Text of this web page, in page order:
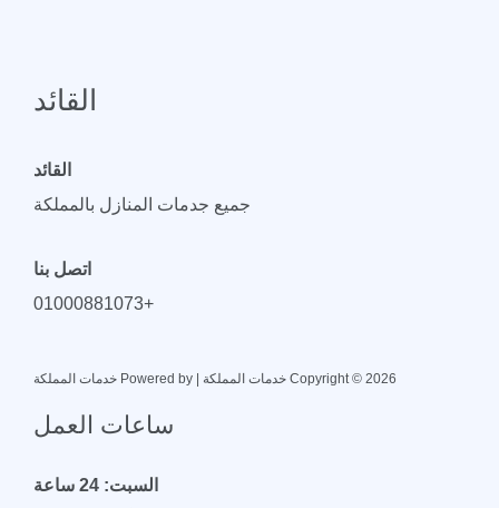
القائد
القائد
جميع جدمات المنازل بالمملكة
اتصل بنا
+01000881073
Copyright © 2026 خدمات المملكة | Powered by خدمات المملكة
ساعات العمل
السبت: 24 ساعة